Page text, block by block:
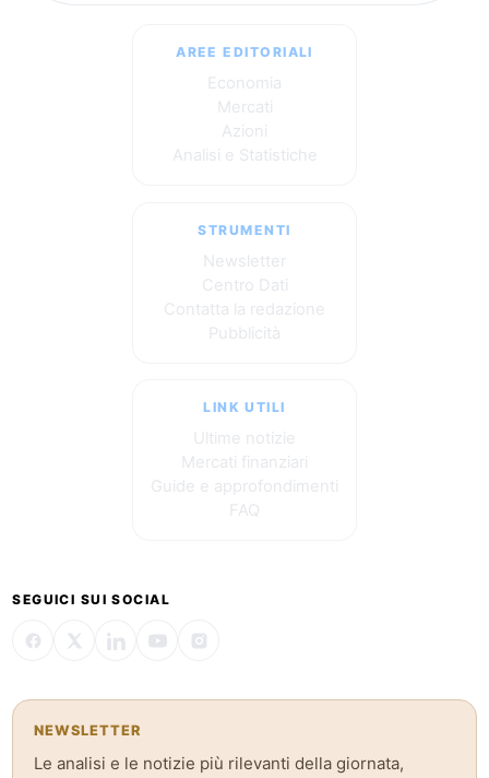
AREE EDITORIALI
Economia
Mercati
Azioni
Analisi e Statistiche
STRUMENTI
Newsletter
Centro Dati
Contatta la redazione
Pubblicità
LINK UTILI
Ultime notizie
Mercati finanziari
Guide e approfondimenti
FAQ
SEGUICI SUI SOCIAL
NEWSLETTER
Le analisi e le notizie più rilevanti della giornata,